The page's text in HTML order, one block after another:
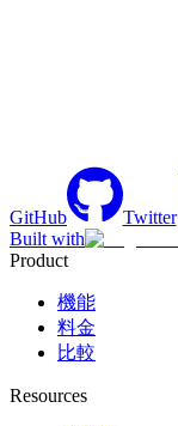
GitHub Twitter
Built with
Product
機能
料金
比較
Resources